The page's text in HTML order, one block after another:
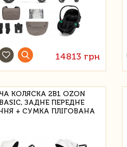
14813 грн
КОЛЯСКА 2В1 OZON
ЗАДНЕ ПЕРЕДНЕ
+ СУМКА ПЛІГОВАНА